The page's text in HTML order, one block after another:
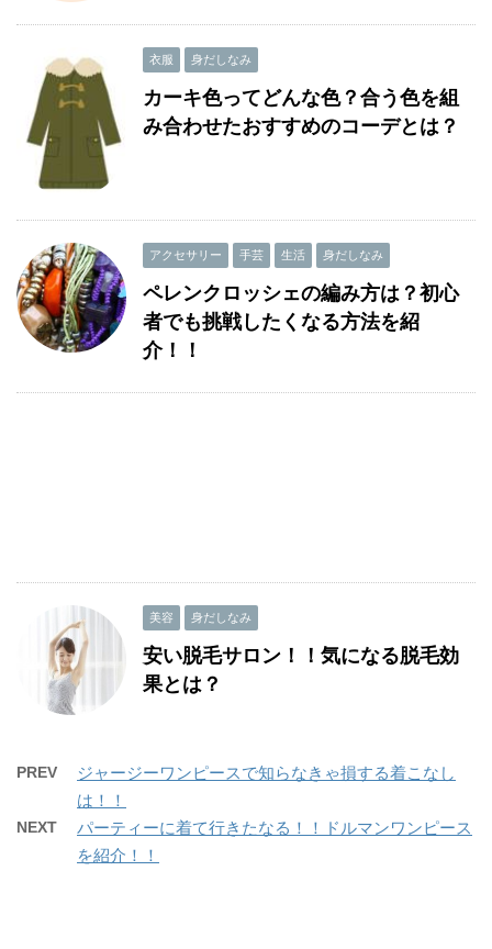
衣服 身だしなみ
カーキ色ってどんな色？合う色を組
み合わせたおすすめのコーデとは？
アクセサリー 手芸 生活 身だしなみ
ペレンクロッシェの編み方は？初心
者でも挑戦したくなる方法を紹
介！！
美容 身だしなみ
安い脱毛サロン！！気になる脱毛効
果とは？
PREV
ジャージーワンピースで知らなきゃ損する着こなし
は！！
NEXT
パーティーに着て行きたなる！！ドルマンワンピース
を紹介！！